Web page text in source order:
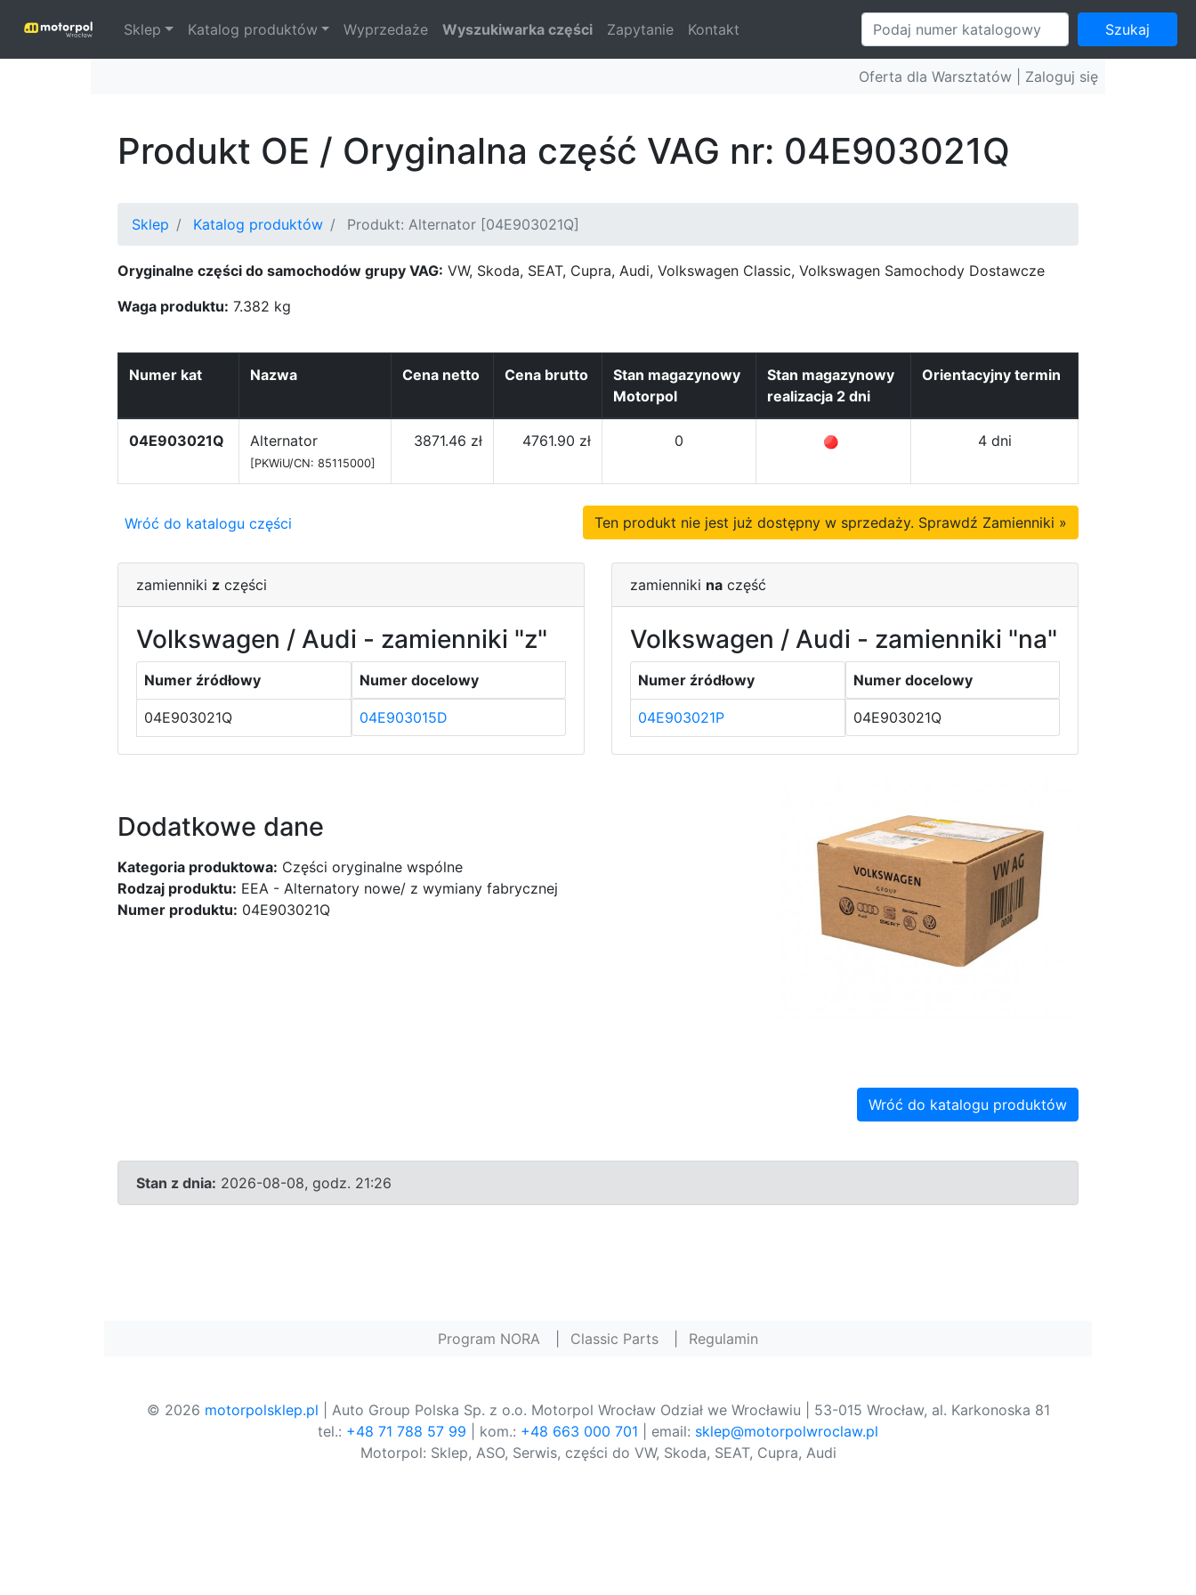
Sklep Katalog produktów Wyprzedaże Wyszukiwarka części Zapytanie Kontakt Szukaj
Oferta dla Warsztatów | Zaloguj się
Produkt OE / Oryginalna część VAG nr: 04E903021Q
Sklep Katalog produktów Produkt: Alternator [04E903021Q]
Oryginalne części do samochodów grupy VAG: VW, Skoda, SEAT, Cupra, Audi, Volkswagen Classic, Volkswagen Samochody Dostawcze
Waga produktu: 7.382 kg
Numer kat Nazwa Cena netto Cena brutto
Stan magazynowy
Motorpol
Stan magazynowy
realizacja 2 dni
Orientacyjny termin
04E903021Q Alternator
[PKWiU/CN: 85115000]
3871.46 zł 4761.90 zł 0 4 dni
Wróć do katalogu części Ten produkt nie jest już dostępny w sprzedaży. Sprawdź Zamienniki »
zamienniki z części
Volkswagen / Audi - zamienniki "z"
Numer źródłowy Numer docelowy
04E903021Q 04E903015D
zamienniki na część
Volkswagen / Audi - zamienniki "na"
Numer źródłowy Numer docelowy
04E903021P 04E903021Q
Dodatkowe dane
Kategoria produktowa: Części oryginalne wspólne
Rodzaj produktu: EEA - Alternatory nowe/ z wymiany fabrycznej
Numer produktu: 04E903021Q
Wróć do katalogu produktów
Stan z dnia: 2026-08-08, godz. 21:26
Program NORA Classic Parts Regulamin
© 2026 motorpolsklep.pl | Auto Group Polska Sp. z o.o. Motorpol Wrocław Odział we Wrocławiu | 53-015 Wrocław, al. Karkonoska 81
tel.: +48 71 788 57 99 | kom.: +48 663 000 701 | email: sklep@motorpolwroclaw.pl
Motorpol: Sklep, ASO, Serwis, części do VW, Skoda, SEAT, Cupra, Audi